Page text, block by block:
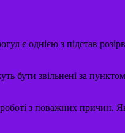
є однією з підстав
бути звільнені за
роботі з поважних